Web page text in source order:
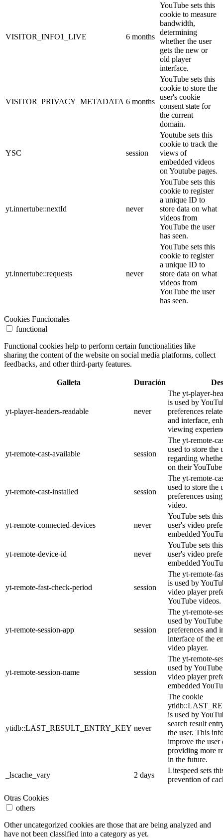
VISITOR_INFO1_LIVE 6 months
YouTube sets this
cookie to measure
bandwidth,
determining
whether the user
gets the new or
old player
interface.
VISITOR_PRIVACY_METADATA 6 months
YouTube sets this
cookie to store the
user's cookie
consent state for
the current
domain.
YSC session
Youtube sets this
cookie to track the
views of
embedded videos
on Youtube pages.
yt.innertube::nextId never
YouTube sets this
cookie to register
a unique ID to
store data on what
videos from
YouTube the user
has seen.
yt.innertube::requests never
YouTube sets this
cookie to register
a unique ID to
store data on what
videos from
YouTube the user
has seen.
Cookies Funcionales
functional
Functional cookies help to perform certain functionalities like
sharing the content of the website on social media platforms, collect
feedbacks, and other third-party features.
Galleta Duración
yt-player-headers-readable never
The yt-player-
is used by
preferences
and interface,
viewing
yt-remote-cast-available session
The yt-remote-
used to store the
regarding
on their
yt-remote-cast-installed session
The yt-remote-
used to store the
preferences
video.
yt-remote-connected-devices never
YouTube sets
user's video
embedded
yt-remote-device-id never
YouTube sets
user's video
embedded
yt-remote-fast-check-period session
The yt-remote-
is used by
video player
YouTube videos.
yt-remote-session-app session
The yt-remote-
used by
preferences and
interface of the
video player.
yt-remote-session-name session
The yt-remote-
used by
video player
embedded
ytidb::LAST_RESULT_ENTRY_KEY never
The cookie
is used by
search result
the user. This
improve the user
providing more
in the future.
_lscache_vary
2 days
Litespeed sets
prevention of
Otras Cookies
others
Other uncategorized cookies are those that are being analyzed and
have not been classified into a category as yet.